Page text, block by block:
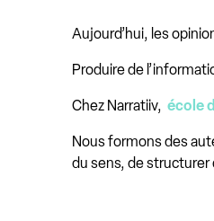
Aujourd’hui, les
Produire de
Chez Narratiiv, école
Nous formons des
du sens, de structurer